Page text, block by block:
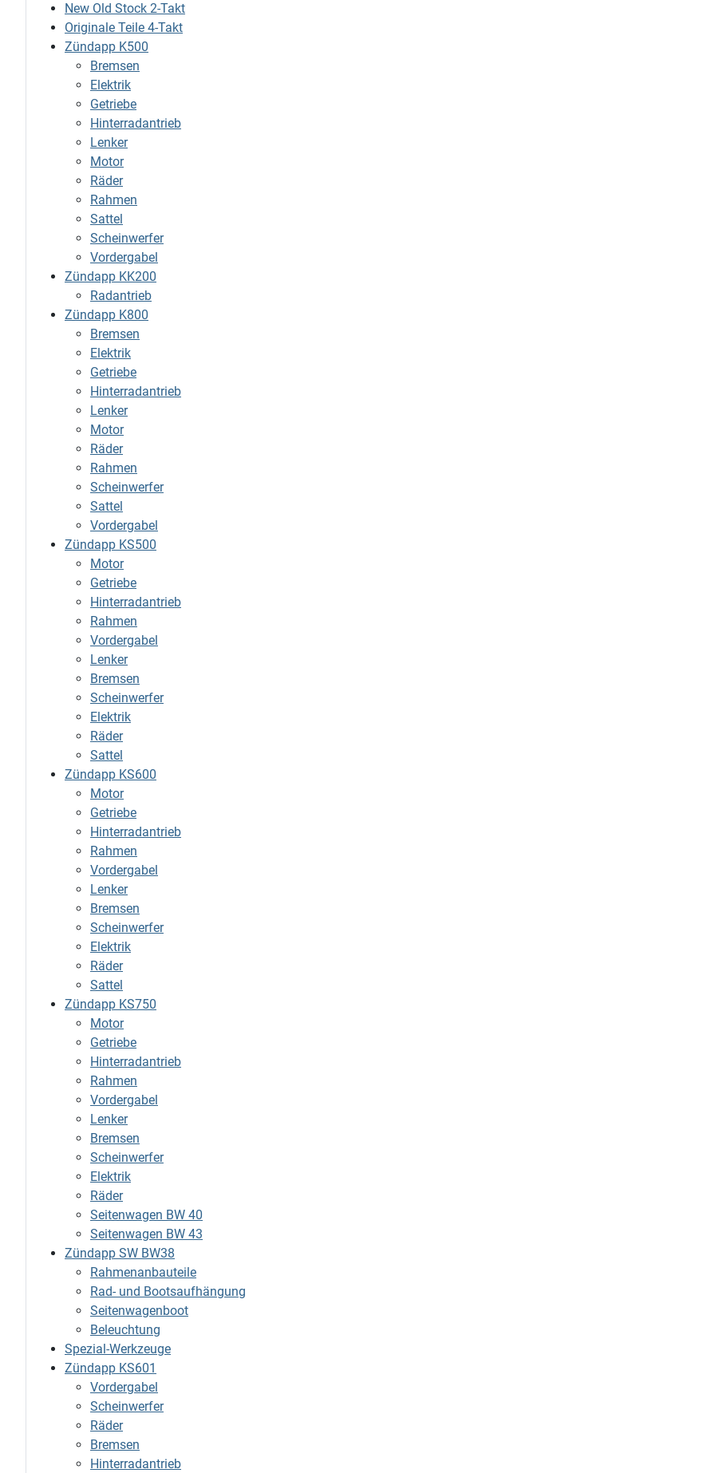
New Old Stock 2-Takt
Originale Teile 4-Takt
Zündapp K500
Bremsen
Elektrik
Getriebe
Hinterradantrieb
Lenker
Motor
Räder
Rahmen
Sattel
Scheinwerfer
Vordergabel
Zündapp KK200
Radantrieb
Zündapp K800
Bremsen
Elektrik
Getriebe
Hinterradantrieb
Lenker
Motor
Räder
Rahmen
Scheinwerfer
Sattel
Vordergabel
Zündapp KS500
Motor
Getriebe
Hinterradantrieb
Rahmen
Vordergabel
Lenker
Bremsen
Scheinwerfer
Elektrik
Räder
Sattel
Zündapp KS600
Motor
Getriebe
Hinterradantrieb
Rahmen
Vordergabel
Lenker
Bremsen
Scheinwerfer
Elektrik
Räder
Sattel
Zündapp KS750
Motor
Getriebe
Hinterradantrieb
Rahmen
Vordergabel
Lenker
Bremsen
Scheinwerfer
Elektrik
Räder
Seitenwagen BW 40
Seitenwagen BW 43
Zündapp SW BW38
Rahmenanbauteile
Rad- und Bootsaufhängung
Seitenwagenboot
Beleuchtung
Spezial-Werkzeuge
Zündapp KS601
Vordergabel
Scheinwerfer
Räder
Bremsen
Hinterradantrieb